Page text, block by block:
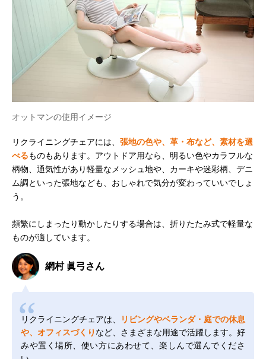
オットマンの使用イメージ
リクライニングチェアには、 張地の色や、革・布など、素材を選
べるものもあります。アウトドア用なら、明るい色やカラフルな
柄物、通気性があり軽量なメッシュ地や、カーキや迷彩柄、デニ
ム調といった張地なども、おしゃれで気分が変わっていいでしょ
う。
頻繁にしまったり動かしたりする場合は、折りたたみ式で軽量な
ものが適しています。
網村 眞弓さん
リクライニングチェアは、
リビングやベランダ・庭での休息
や、オフィスづくり など、さまざまな用途で活躍します。好
みや置く場所、使い方にあわせて、楽しんで選んでくださ